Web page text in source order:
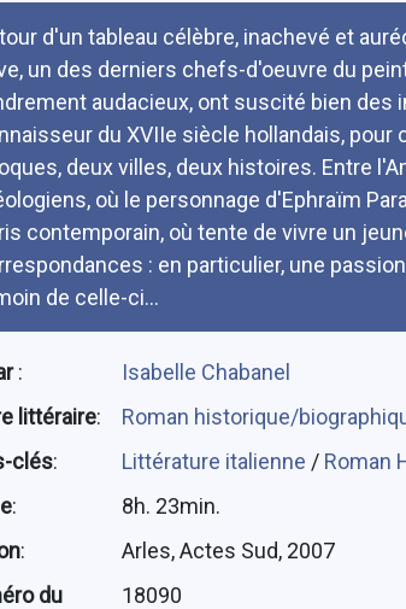
d'un tableau célèbre, inachevé et
un des derniers chefs-d'oeuvre du
audacieux, ont suscité bien des
du XVIIe siècle hollandais,
deux villes, deux histoires. Entre
où le personnage d'Ephraïm
contemporain, où tente de vivre un
: en particulier, une
de celle-ci...
:
Isabelle Chabanel
littéraire:
Roman historique/
clés: Littérature italienne / Roman
:
8h. 23min.
:
Arles, Actes Sud, 2007
du
18090